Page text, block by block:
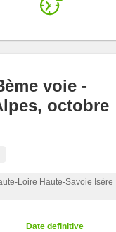
voie -
octobre
Loire Haute-Savoie Isère
Date definitive